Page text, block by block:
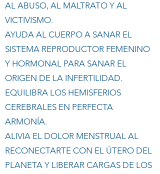
AL ABUSO, AL MALTRATO Y AL
VICTIVISMO.
AYUDA AL CUERPO A SANAR EL
SISTEMA REPRODUCTOR FEMENINO
Y HORMONAL PARA SANAR EL
ORIGEN DE LA INFERTILIDAD.
EQUILIBRA LOS HEMISFERIOS
CEREBRALES EN PERFECTA
ARMONÍA.
ALIVIA EL DOLOR MENSTRUAL AL
RECONECTARTE CON EL ÚTERO DEL
PLANETA Y LIBERAR CARGAS DE LOS